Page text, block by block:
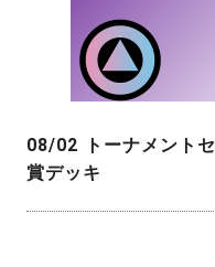
08/02 トーナメント
賞デッキ